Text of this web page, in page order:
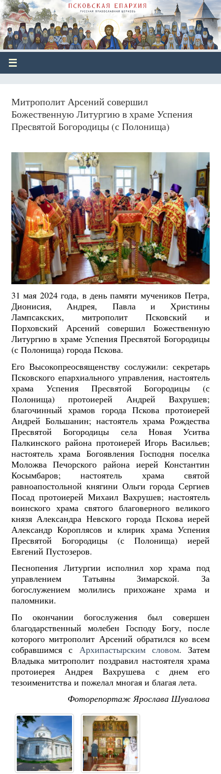
Митрополит Арсений совершил
Божественную Литургию в храме Успения
Пресвятой Богородицы (с Полонища)
31 мая 2024 года, в день памяти мучеников Петра,
Дионисия, Андрея, Павла и Христины
Лампсакских, митрополит Псковский и
Порховский Арсений совершил Божественную
Литургию в храме Успения Пресвятой Богородицы
(с Полонища) города Пскова.
Его Высокопреосвященству сослужили: секретарь
Псковского епархиального управления, настоятель
храма Успения Пресвятой Богородицы (с
Полонища) протоиерей Андрей Вахрушев;
благочинный храмов города Пскова протоиерей
Андрей Большанин; настоятель храма Рождества
Пресвятой Богородицы села Новая Уситва
Палкинского района протоиерей Игорь Васильев;
настоятель храма Богоявления Господня поселка
Моложва Печорского района иерей Константин
Косымбаров; настоятель храма святой
равноапостольной княгини Ольги города Сергиев
Посад протоиерей Михаил Вахрушев; настоятель
воинского храма святого благоверного великого
князя Александра Невского города Пскова иерей
Александр Короплясов и клирик храма Успения
Пресвятой Богородицы (с Полонища) иерей
Евгений Пустозеров.
Песнопения Литургии исполнил хор храма под
управлением Татьяны Зимарской. За
богослужением молились прихожане храма и
паломники.
По окончании богослужения был совершен
благодарственный молебен Господу Богу, после
которого митрополит Арсений обратился ко всем
собравшимся с Архипастырским словом. Затем
Владыка митрополит поздравил настоятеля храма
протоиерея Андрея Вахрушева с днем его
тезоименитства и пожелал многая и благая лета.
Фоторепортаж Ярослава Шувалова